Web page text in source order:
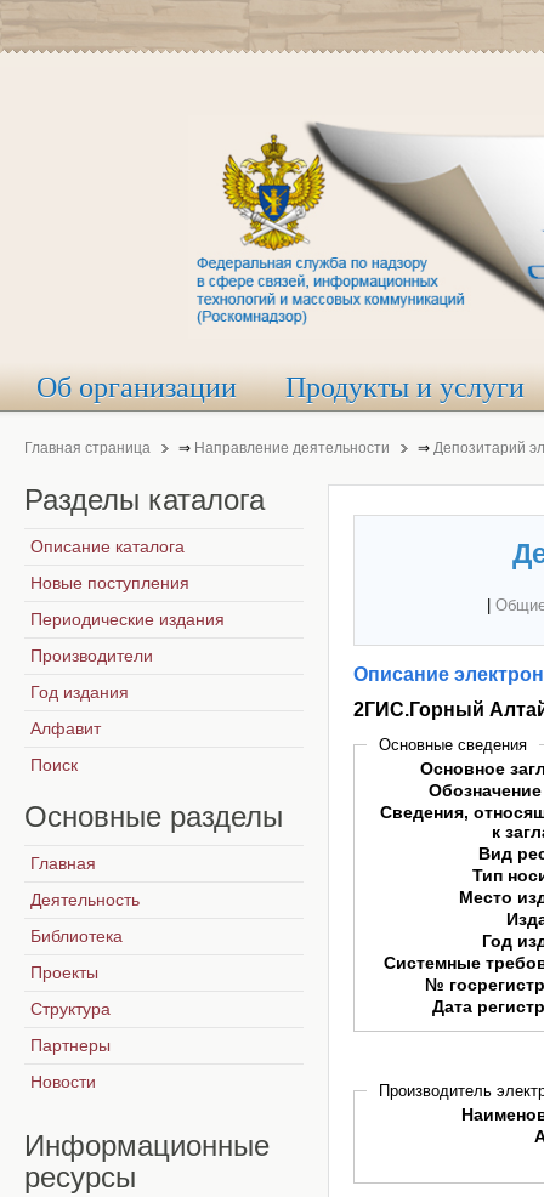
Об организации Продукты и услуги
Главная страница ⇒ Направление деятельности ⇒ Депозитарий
Описание
2ГИС.Горный
Основные сведения
Основное
Сведения,
к
Вид
Тип
Место
Год
Системные
№
Дата
Производитель
Разделы каталога
Описание каталога
Новые поступления
Периодические издания
Производители
Год издания
Алфавит
Поиск
Основные разделы
Главная
Деятельность
Библиотека
Проекты
Структура
Партнеры
Новости
Информационные
ресурсы